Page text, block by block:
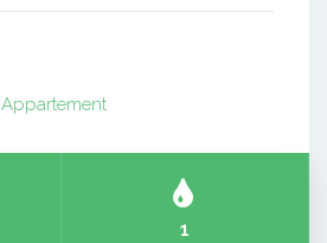
Appartement
1